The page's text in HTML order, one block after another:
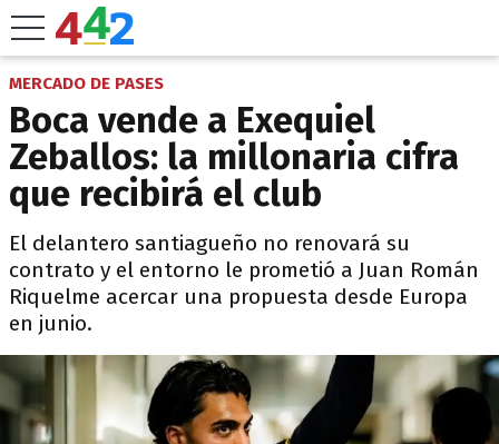
MERCADO DE PASES
Boca vende a Exequiel
Zeballos: la millonaria cifra
que recibirá el club
El delantero santiagueño no renovará su
contrato y el entorno le prometió a Juan Román
Riquelme acercar una propuesta desde Europa
en junio.